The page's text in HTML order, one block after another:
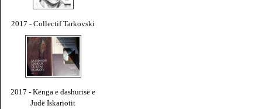
2017 - Collectif Tarkovski
2017 - Kënga e dashurisë e
Judë Iskariotit